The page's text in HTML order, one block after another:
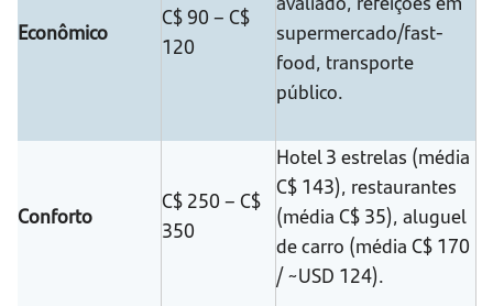
Econômico
C$ 90 – C$
120
supermercado/fast-
food, transporte
público.
Conforto
C$ 250 – C$
350
Hotel 3 estrelas (média
C$ 143), restaurantes
(média C$ 35), aluguel
de carro (média C$ 170
/ ~USD 124).